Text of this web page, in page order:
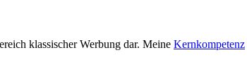
klassischer Werbung dar. Meine Kernkompetenz